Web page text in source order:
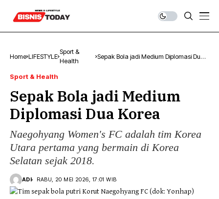
Home LIFESTYLE
Sport &
Health
Sepak Bola jadi Medium Diplomasi Dua
Sport & Health
Sepak Bola jadi Medium
Diplomasi Dua Korea
Naegohyang Women's FC adalah tim Korea
Utara pertama yang bermain di Korea
Selatan sejak 2018.
ADI RABU, 20 MEI 2026, 17:01 WIB